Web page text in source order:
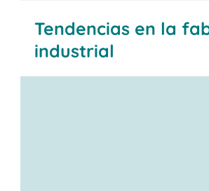
Tendencias en la
industrial